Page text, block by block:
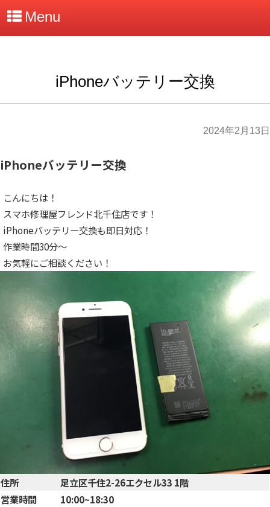
Menu
iPhoneバッテリー交換
2024年2月13日
iPhoneバッテリー交換
こんにちは！
スマホ修理屋フレンド北千住店です！
iPhoneバッテリー交換も即日対応！
作業時間30分～
お気軽にご相談ください！
住所
足立区千住2-26エクセル33 1階
営業時間
10:00~18:30